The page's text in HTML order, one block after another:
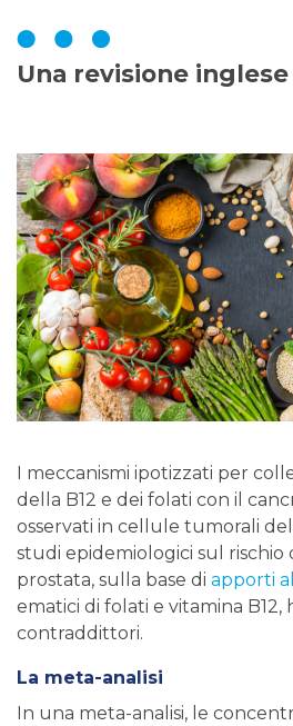
Una revisione inglese
I meccanismi ipotizzati per
della B12 e dei folati con il
osservati in cellule tumorali
studi epidemiologici sul rischio
prostata, sulla base di apporti
ematici di folati e vitamina
contraddittori.
La meta-analisi
In una meta-analisi, le